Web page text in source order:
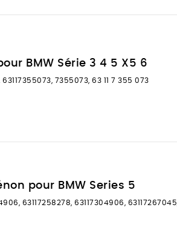
BMW Série 3 4 5 X5 6
63117355073, 7355073, 63 11 7 355 073
pour BMW Series 5
63117258278, 63117304906, 63117267045,